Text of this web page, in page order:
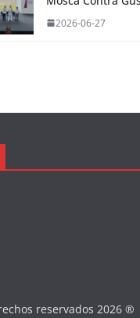
2026-06-27
reservados 2026 ®